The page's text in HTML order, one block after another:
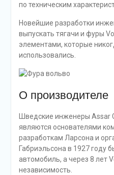
по техническим
Новейшие разработки
выпускать тягачи и фуры
элементами, которые
использовались.
О производителе
Шведские инженеры Assar
являются основателями
разработкам Ларсона и
Габриэльсона в 1927 году
автомобиль, а через 8 лет
независимость.